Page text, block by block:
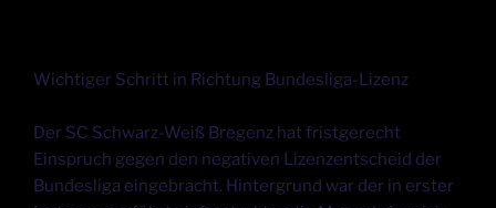
Wichtiger Schritt in Richtung Bundesliga-Lizenz
Der SC Schwarz-Weiß Bregenz hat fristgerecht
Einspruch gegen den negativen Lizenzentscheid der
Bundesliga eingebracht. Hintergrund war der in erster